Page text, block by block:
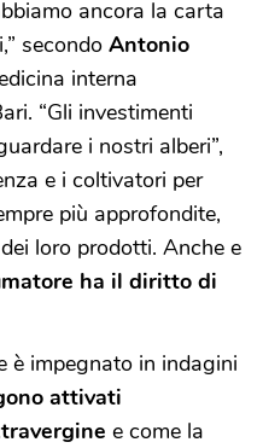
ancora la carta
secondo Antonio
interna
“Gli investimenti
i nostri alberi”,
e i coltivatori per
più approfondite,
loro prodotti. Anche e
ha il diritto di
è impegnato in indagini
attivati
e come la